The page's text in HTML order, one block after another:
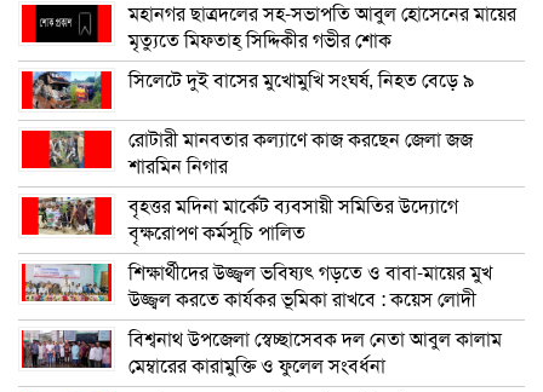
মহানগর ছাত্রদলের সহ-সভাপতি আবুল হোসেনের মায়ের
মৃত্যুতে মিফতাহ্ সিদ্দিকীর গভীর শোক
সিলেটে দুই বাসের মুখোমুখি সংঘর্ষ, নিহত বেড়ে ৯
রোটারী মানবতার কল্যাণে কাজ করছেন জেলা জজ
শারমিন নিগার
বৃহত্তর মদিনা মার্কেট ব্যবসায়ী সমিতির উদ্যোগে
বৃক্ষরোপণ কর্মসূচি পালিত
শিক্ষার্থীদের উজ্জ্বল ভবিষ্যৎ গড়তে ও বাবা-মায়ের মুখ
উজ্জ্বল করতে কার্যকর ভূমিকা রাখবে : কয়েস লোদী
বিশ্বনাথ উপজেলা স্বেচ্ছাসেবক দল নেতা আবুল কালাম
মেম্বারের কারামুক্তি ও ফুলেল সংবর্ধনা